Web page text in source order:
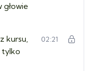
który pozwoli Ci
się w social
kursu,
tylko
02:21